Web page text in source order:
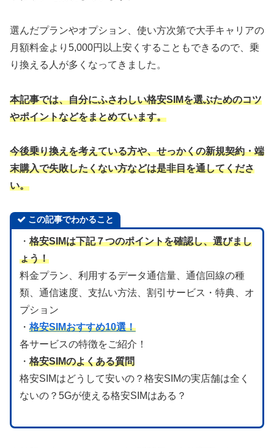
選んだプランやオプション、使い方次第で大手キャリアの
月額料金より5,000円以上安くすることもできるので、乗
り換える人が多くなってきました。
本記事では、自分にふさわしい格安SIMを選ぶためのコツ
やポイントなどをまとめています。
今後乗り換えを考えている方や、せっかくの新規契約・端
末購入で失敗したくない方などは是非目を通してくださ
い。
この記事でわかること
・ 格安SIMは下記７つのポイントを確認し、選びまし
ょう！
料金プラン、利用するデータ通信量、通信回線の種
類、通信速度、支払い方法、割引サービス・特典、オ
プション
・ 格安SIMおすすめ10選！
各サービスの特徴をご紹介！
・ 格安SIMのよくある質問
格安SIMはどうして安いの？格安SIMの実店舗は全く
ないの？5Gが使える格安SIMはある？